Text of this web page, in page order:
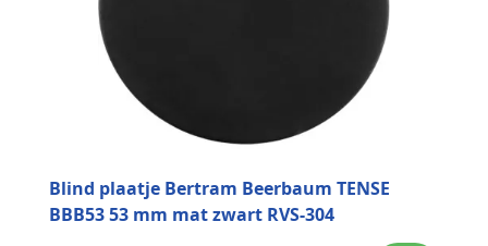
Blind plaatje Bertram Beerbaum TENSE
BBB53 53 mm mat zwart RVS-304